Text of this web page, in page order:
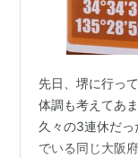
先日、堺に行っ
体調も考えてあ
久々の3連休だ
でいる同じ大阪